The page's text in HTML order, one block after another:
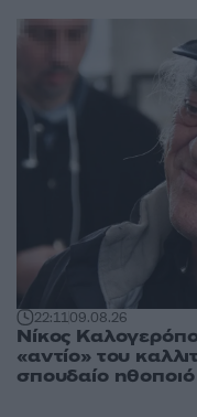
22:1109.08.26
Νίκος
«αντίο» του
σπουδαίο ηθοποιό